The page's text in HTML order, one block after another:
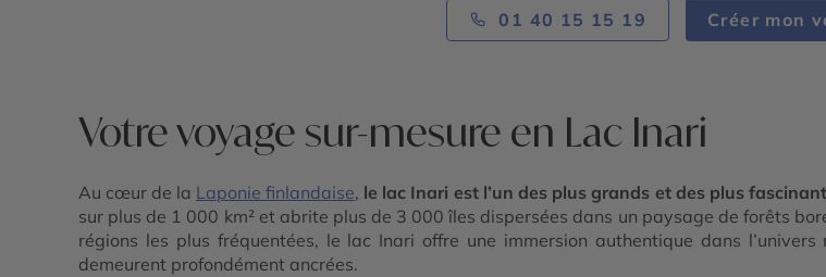
01 40 15 15 19 Créer mon
Votre voyage sur-mesure en Lac Inari
Au cœur de la Laponie finlandaise, le lac Inari est l’un des plus grands et des plus
sur plus de 1 000 km² et abrite plus de 3 000 îles dispersées dans un paysage de forêts
régions les plus fréquentées, le lac Inari offre une immersion authentique dans
demeurent profondément ancrées.